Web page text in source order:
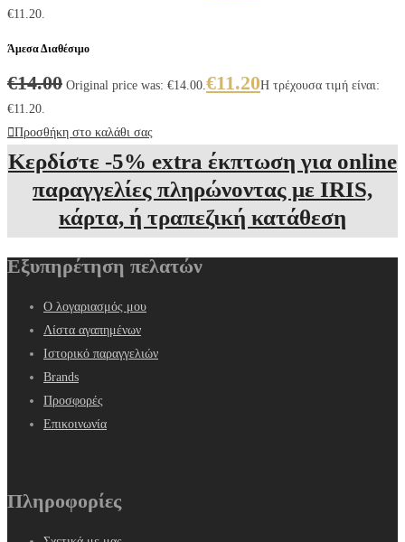
€11.20.
Άμεσα Διαθέσιμο
€14.00 Original price was: €14.00. €11.20Η τρέχουσα τιμή είναι:
€11.20.
Προσθήκη στο καλάθι σας
Κερδίστε -5% extra έκπτωση για online
παραγγελίες πληρώνοντας με IRIS,
κάρτα, ή τραπεζική κατάθεση
Εξυπηρέτηση πελατών
Ο λογαριασμός μου
Λίστα αγαπημένων
Ιστορικό παραγγελιών
Brands
Προσφορές
Επικοινωνία
Πληροφορίες